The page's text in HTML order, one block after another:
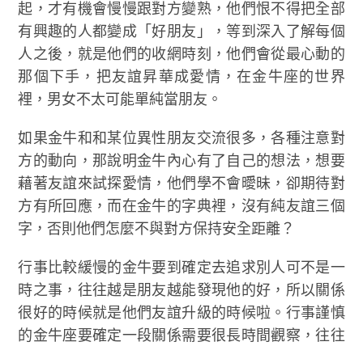
起，才有機會慢慢跟對方變熟，他們恨不得把全部
有興趣的人都變成「好朋友」，等到深入了解每個
人之後，就是他們的收網時刻，他們會從最心動的
那個下手，把友誼昇華成愛情，在金牛座的世界
裡，男女不太可能單純當朋友。
如果金牛和和某位異性朋友交流很多，各種注意對
方的動向，那說明金牛內心有了自己的想法，想要
藉著友誼來試探愛情，他們學不會曖昧，卻期待對
方有所回應，而在金牛的字典裡，沒有純友誼三個
字，否則他們怎麼不與對方保持安全距離？
行事比較緩慢的金牛要到確定去追求別人可不是一
時之事，往往越是朋友越能發現他的好，所以關係
很好的時候就是他們友誼升級的時候啦。行事謹慎
的金牛座要確定一段關係需要很長時間觀察，往往